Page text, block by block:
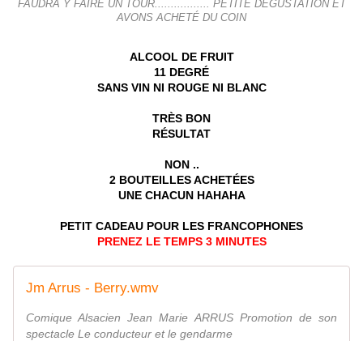
FAUDRA Y FAIRE UN TOUR................. PETITE DÉGUSTATION ET
AVONS ACHETÉ DU COIN
ALCOOL DE FRUIT
11 DEGRÉ
SANS VIN NI ROUGE NI BLANC
TRÈS BON
RÉSULTAT
NON ..
2 BOUTEILLES ACHETÉES
UNE CHACUN HAHAHA
PETIT CADEAU POUR LES FRANCOPHONES
PRENEZ LE TEMPS 3 MINUTES
Jm Arrus - Berry.wmv
Comique Alsacien Jean Marie ARRUS Promotion de son
spectacle Le conducteur et le gendarme